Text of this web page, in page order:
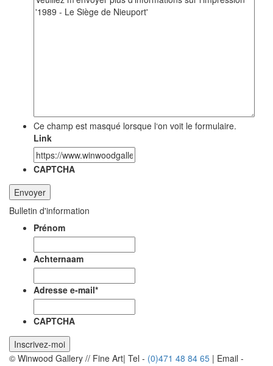
Ce champ est masqué lorsque l‘on voit le formulaire.
Link
CAPTCHA
Bulletin d'information
Prénom
Achternaam
Adresse e-mail*
CAPTCHA
© Winwood Gallery // Fine Art| Tel - (0)471 48 84 65 | Email -